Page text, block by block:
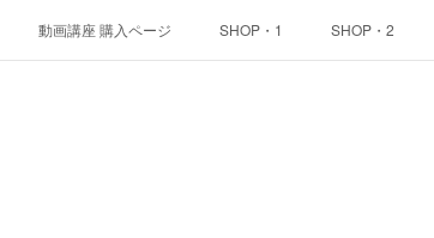
動画講座 購入ページ SHOP・1 SHOP・2